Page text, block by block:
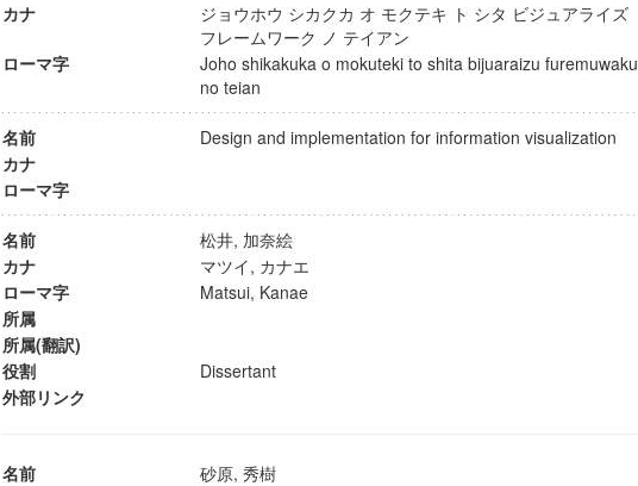
カナ
ジョウホウ シカクカ オ モクテキ ト シタ ビジュアライズ
フレームワーク ノ テイアン
ローマ字
Joho shikakuka o mokuteki to shita bijuaraizu furemuwaku
no teian
名前
Design and implementation for information visualization
カナ
ローマ字
名前
松井, 加奈絵
カナ
マツイ, カナエ
ローマ字
Matsui, Kanae
所属
所属(翻訳)
役割
Dissertant
外部リンク
名前
砂原, 秀樹